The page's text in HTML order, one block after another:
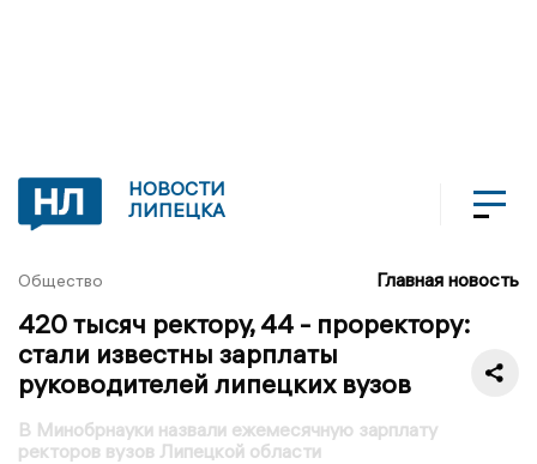
НОВОСТИ
ЛИПЕЦКА
Общество Главная новость
420 тысяч ректору, 44 - проректору:
стали известны зарплаты
руководителей липецких вузов
В Минобрнауки назвали ежемесячную зарплату
ректоров вузов Липецкой области